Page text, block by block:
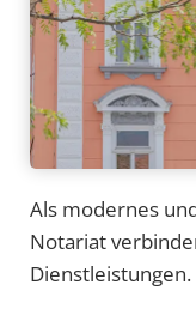
Als modernes
Notariat
Dienstleistungen.